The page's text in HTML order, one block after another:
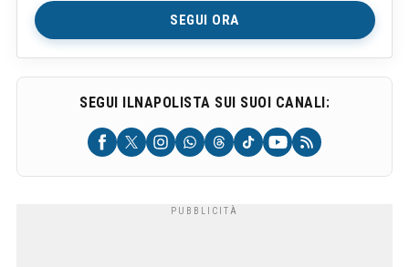
SEGUI ORA
SEGUI ILNAPOLISTA SUI SUOI CANALI: